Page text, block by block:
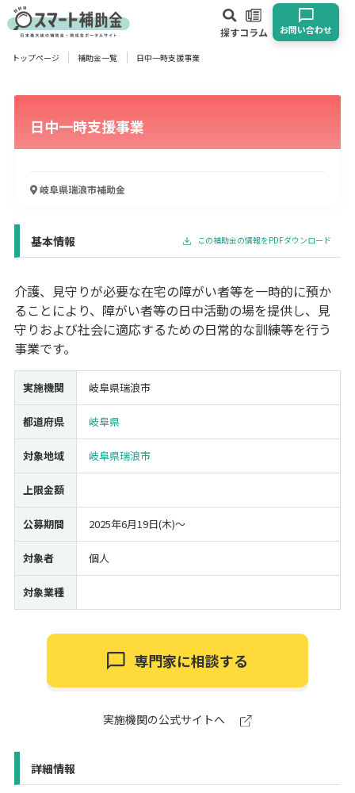
探すコラム お問い合わせ
対象
企業 団体 個人 その他
物流・運輸業 製造業 情報通信業 卸売･小売業
飲食業
宿泊･旅館業
その他
使い道
起業・創業
事業承継
環境・省エネ
テレワーク
受付中のみ
トップページ 補助金一覧 日中一時支援事業
日中一時支援事業
岐阜県瑞浪市補助金
基本情報 この補助金の情報をPDFダウンロード
介護、見守りが必要な在宅の障がい者等を一時的に預か
ることにより、障がい者等の日中活動の場を提供し、見
守りおよび社会に適応するための日常的な訓練等を行う
事業です。
実施機関 岐阜県瑞浪市
都道府県 岐阜県
対象地域 岐阜県瑞浪市
上限金額
公募期間 2025年6月19日(木)〜
対象者 個人
対象業種
専門家に相談する
実施機関の公式サイトへ
詳細情報